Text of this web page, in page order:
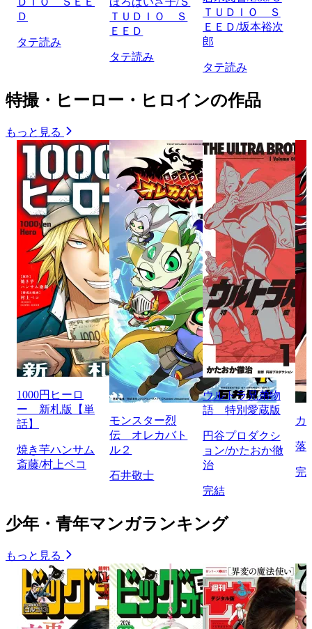
Ｄ
タテ読み
ＴＵＤＩＯ Ｓ
ＥＥＤ
タテ読み
ＴＵＤＩＯ Ｓ
ＥＥＤ/坂本裕次
郎
タテ読み
特撮・ヒーロー・ヒロインの作品
もっと見る
1000円ヒーロ
ー 新札版【単
話】
焼き芋ハンサム
斎藤/村上ペコ
モンスター烈
伝 オレカバト
ル２
石井敬士
ウルトラ兄弟物
語 特別愛蔵版
円谷プロダクシ
ョン/かたおか徹
治
完結
カ
落
完
少年・青年マンガランキング
もっと見る